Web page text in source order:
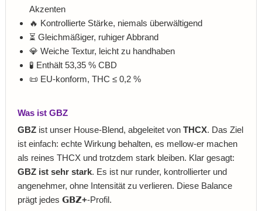
Akzenten
🔥 Kontrollierte Stärke, niemals überwältigend
⏳ Gleichmäßiger, ruhiger Abbrand
💎 Weiche Textur, leicht zu handhaben
🧪 Enthält 53,35 % CBD
📜 EU-konform, THC ≤ 0,2 %
Was ist GBZ
GBZ ist unser House-Blend, abgeleitet von THCX. Das Ziel
ist einfach: echte Wirkung behalten, es mellow-er machen
als reines THCX und trotzdem stark bleiben. Klar gesagt:
GBZ ist sehr stark. Es ist nur runder, kontrollierter und
angenehmer, ohne Intensität zu verlieren. Diese Balance
prägt jedes 𝗚𝗕𝗭+-Profil.